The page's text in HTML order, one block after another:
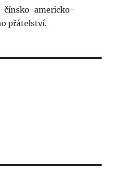
čínsko-americko-
přátelství.